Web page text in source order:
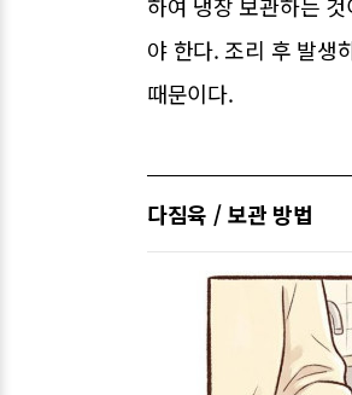
하여 냉장 보관하는
야 한다. 조리 후 발생
때문이다.
다짐육 / 보관 방법